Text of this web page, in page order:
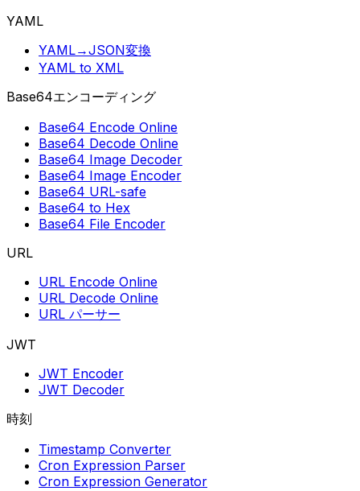
YAML
YAML→JSON変換
YAML to XML
Base64エンコーディング
Base64 Encode Online
Base64 Decode Online
Base64 Image Decoder
Base64 Image Encoder
Base64 URL-safe
Base64 to Hex
Base64 File Encoder
URL
URL Encode Online
URL Decode Online
URL パーサー
JWT
JWT Encoder
JWT Decoder
時刻
Timestamp Converter
Cron Expression Parser
Cron Expression Generator